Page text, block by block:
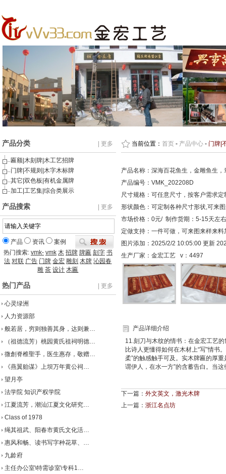
产品分类 | 更多
匾额|木刻牌|木工艺招牌
门牌|不规则|木字木标牌
其它|双色板|有机金属牌
加工|工艺集|综合类展示
产品搜索 | 更多
产品 资讯
案例
热门搜索: vmk- vmk 木 招牌 牌匾 刻字 书
法 对联 广告 门牌 金宏 雕刻 木牌 沁园春
雕 茶 设计 木匾
热门产品 | 更多
心灵绿洲
人力资源部
般若居，穷则独善其身，达则兼…
（祖德流芳）桃园黄氏祖祠明德…
微創脊椎聖手，医生惠存，敬赠…
《燕翼贻谋》上坝万年黄公祠…
望月亭
法学院 知识产权学院
江夏流芳，潮汕江夏文化研究…
Class of 1978
绳其祖武、阳春市黄氏文化活…
惠风和畅、读书写字种花草、…
九龄府
主任办公室\特需诊室\专科1…
当前位置： 首页 - 产品中心 - 门牌|
产品名称：深海百花鱼生，金雕鱼生
产品编号：VMK_202208D
尺寸规格：可任意尺寸，按客户需求定
形状颜色：可定制各种尺寸形状,可来
市场价格：0元/ 制作货期：5-15天左右
定做支持：一件可做，可来图来样来
图片添加：2025/2/2 10:05:00 更新
生产厂家：金宏工艺 v： 4497
产品详细介绍
11.刻刀与木纹的情书：在金宏工艺
比诗人更懂得如何在木材上“写”情书
柔”的触感触手可及。实木牌匾的厚
谓伊人，在水一方”的含蓄告白。当
下一篇： 外文英文，激光木牌
上一篇： 浙江名点坊